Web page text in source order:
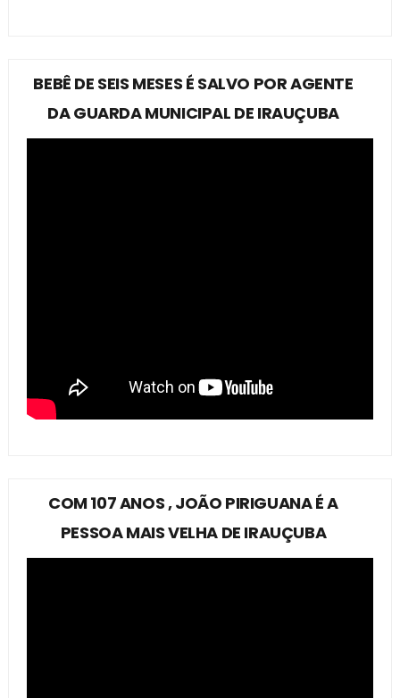
BEBÊ DE SEIS MESES É SALVO POR AGENTE
DA GUARDA MUNICIPAL DE IRAUÇUBA
COM 107 ANOS , JOÃO PIRIGUANA É A
PESSOA MAIS VELHA DE IRAUÇUBA